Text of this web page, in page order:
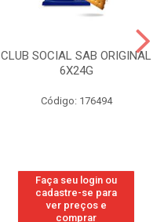
CLUB SOCIAL SAB ORIGINAL
6X24G
Código: 176494
Faça seu login ou
cadastre-se para
ver preços e
comprar